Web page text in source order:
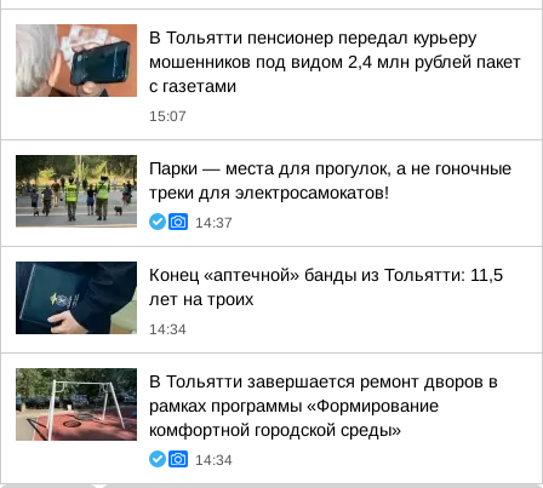
В Тольятти пенсионер передал курьеру
мошенников под видом 2,4 млн рублей пакет
с газетами
15:07
Парки — места для прогулок, а не гоночные
треки для электросамокатов!
14:37
Конец «аптечной» банды из Тольятти: 11,5
лет на троих
14:34
В Тольятти завершается ремонт дворов в
рамках программы «Формирование
комфортной городской среды»
14:34